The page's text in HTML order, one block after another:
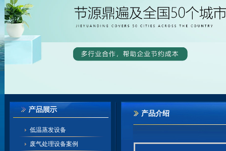
低温蒸发设备
废气处理设备案例
产品介绍